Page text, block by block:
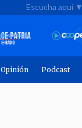
Escucha aquí ▼
Opinión Podcast